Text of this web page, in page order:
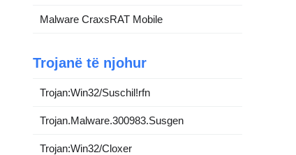
Malware CraxsRAT Mobile
Trojanë të njohur
Trojan:Win32/Suschil!rfn
Trojan.Malware.300983.Susgen
Trojan:Win32/Cloxer